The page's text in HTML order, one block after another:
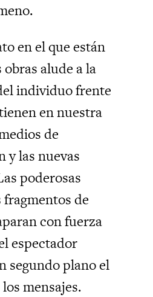
en el que están
alude a la
individuo frente
en nuestra
de
y las nuevas
poderosas
de
con fuerza
espectador
segundo plano el
mensajes.